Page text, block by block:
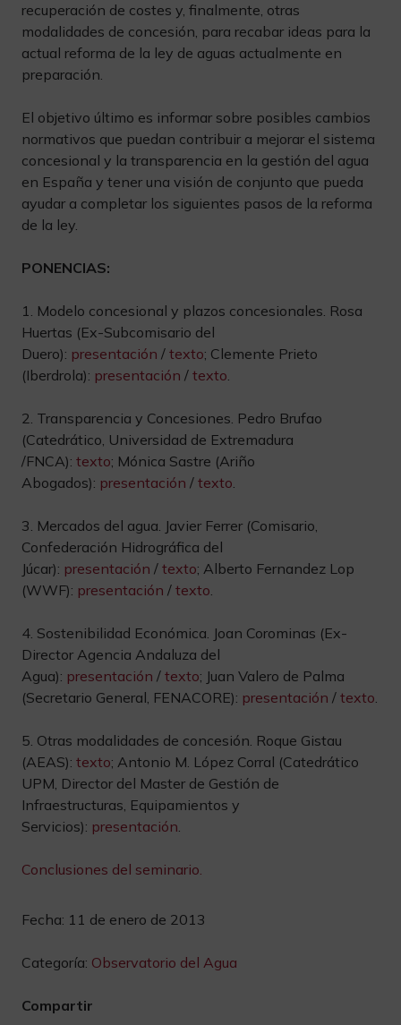
recuperación de costes y, finalmente, otras
modalidades de concesión, para recabar ideas para la
actual reforma de la ley de aguas actualmente en
preparación.
El objetivo último es informar sobre posibles cambios
normativos que puedan contribuir a mejorar el sistema
concesional y la transparencia en la gestión del agua
en España y tener una visión de conjunto que pueda
ayudar a completar los siguientes pasos de la reforma
de la ley.
PONENCIAS:
1. Modelo concesional y plazos concesionales. Rosa
Huertas (Ex-Subcomisario del
Duero): presentación / texto; Clemente Prieto
(Iberdrola): presentación / texto.
2. Transparencia y Concesiones. Pedro Brufao
(Catedrático, Universidad de Extremadura
/FNCA): texto; Mónica Sastre (Ariño
Abogados): presentación / texto.
3. Mercados del agua. Javier Ferrer (Comisario,
Confederación Hidrográfica del
Júcar): presentación / texto; Alberto Fernandez Lop
(WWF): presentación / texto.
4. Sostenibilidad Económica. Joan Corominas (Ex-
Director Agencia Andaluza del
Agua): presentación / texto; Juan Valero de Palma
(Secretario General, FENACORE): presentación / texto.
5. Otras modalidades de concesión. Roque Gistau
(AEAS): texto; Antonio M. López Corral (Catedrático
UPM, Director del Master de Gestión de
Infraestructuras, Equipamientos y
Servicios): presentación.
Conclusiones del seminario.
Fecha: 11 de enero de 2013
Categoría: Observatorio del Agua
Compartir